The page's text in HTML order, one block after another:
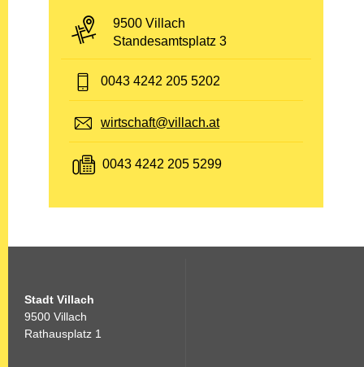
PLZ und Ort:
9500 Villach
Adresse:
Standesamtsplatz 3
Telefon:
0043 4242 205 5202
E-Mail:
wirtschaft@villach.at
Fax:
0043 4242 205 5299
Stadt Villach
9500 Villach
Rathausplatz 1